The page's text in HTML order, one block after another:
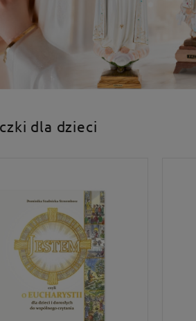
dla dzieci